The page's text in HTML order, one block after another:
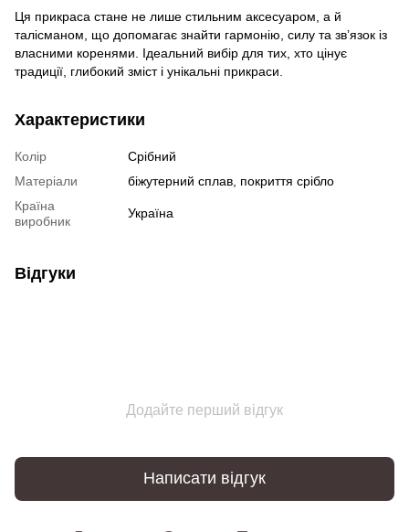
Ця прикраса стане не лише стильним аксесуаром, а й
талісманом, що допомагає знайти гармонію, силу та зв’язок із
власними коренями. Ідеальний вибір для тих, хто цінує
традиції, глибокий зміст і унікальні прикраси.
Характеристики
Колір
Срібний
Матеріали
біжутерний сплав, покриття срібло
Країна
виробник
Україна
Відгуки
Додайте перший відгук
Написати відгук